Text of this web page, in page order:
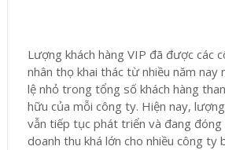
Lượng khách hàng VIP đã được các
nhân thọ khai thác từ nhiều năm nay
lệ nhỏ trong tổng số khách hàng
hữu của mỗi công ty. Hiện nay,
vẫn tiếp tục phát triển và đang
doanh thu khá lớn cho nhiều công ty